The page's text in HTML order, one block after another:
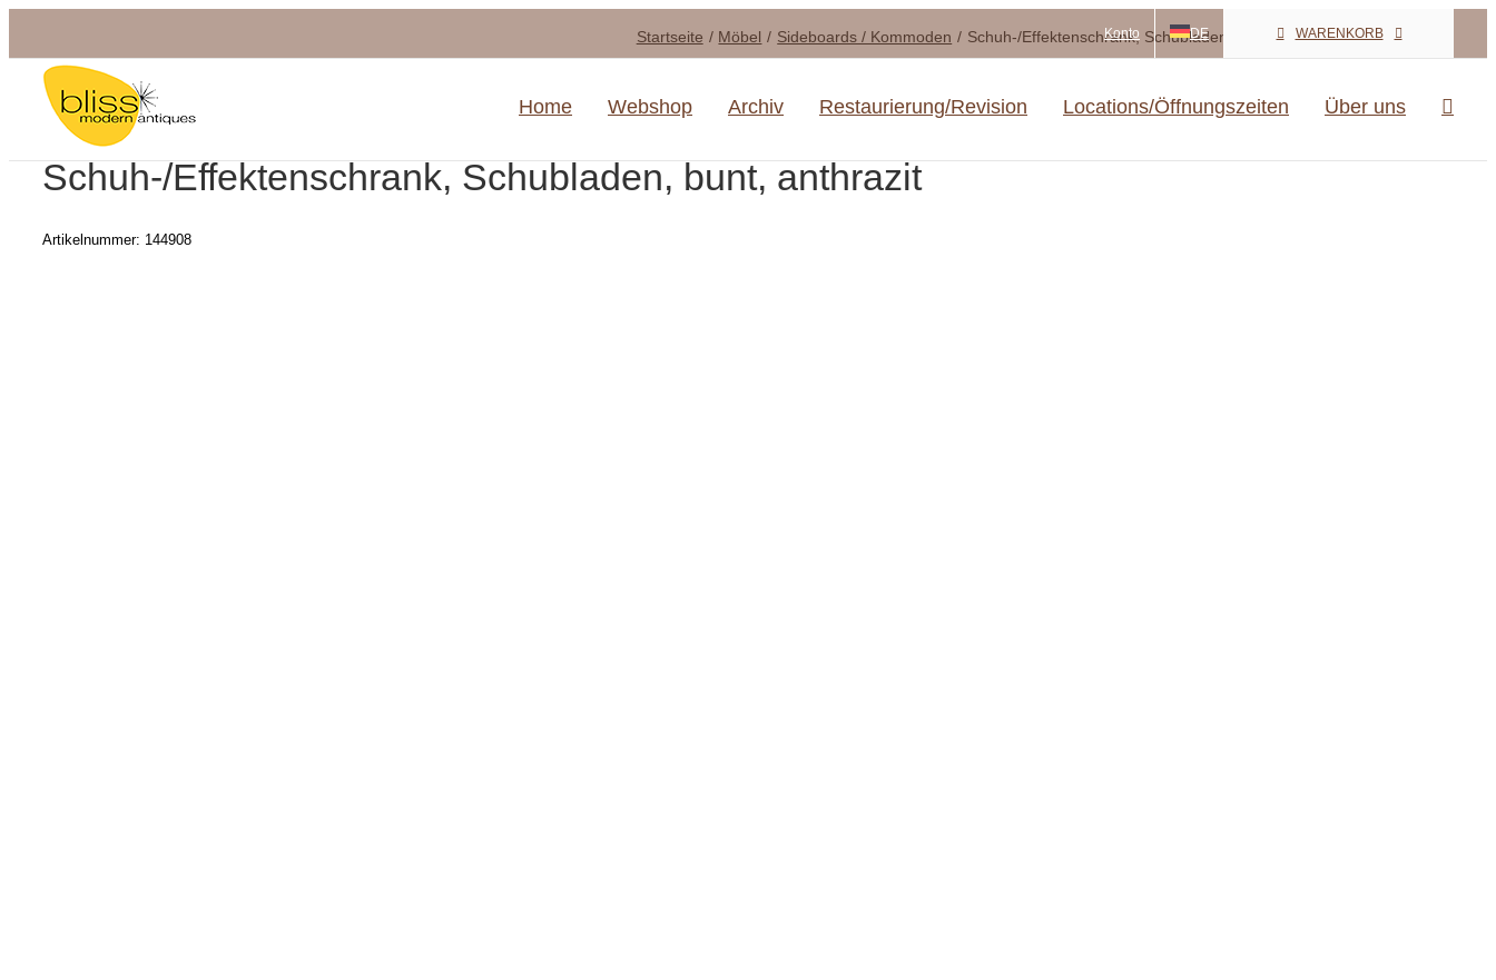
springen
Konto DE WARENKORB
Home Webshop Archiv Restaurierung/Revision Locations/Öffnungszeiten Über uns
Startseite Möbel Sideboards / Kommoden Schuh-/Effektenschrank, Schubladen, bunt, anthrazit
Schuh-/Effektenschrank, Schubladen, bunt, anthrazit
Artikelnummer: 144908